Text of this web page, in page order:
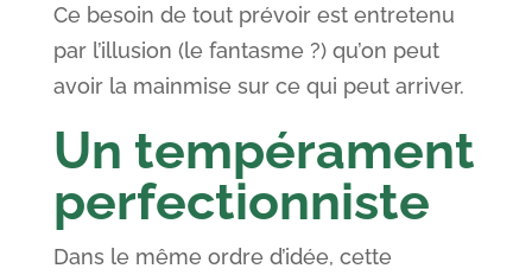
Ce besoin de tout prévoir est entretenu
par l’illusion (le fantasme ?) qu’on peut
avoir la mainmise sur ce qui peut arriver.
Un tempérament
perfectionniste
Dans le même ordre d’idée, cette